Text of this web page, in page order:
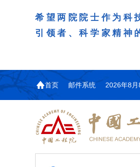
希望两院院士作为科
引领者、科学家精神
首页 邮件系统 2026年8